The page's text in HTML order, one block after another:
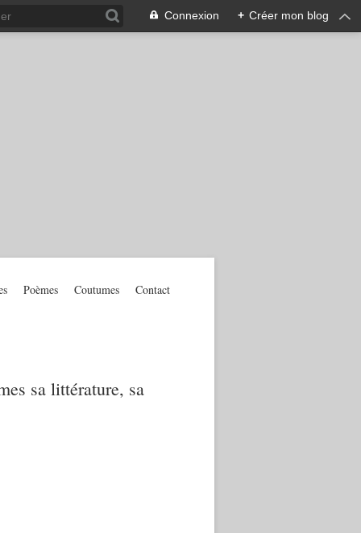
Connexion + Créer mon blog
sa littérature, sa
Poèmes Coutumes Contact